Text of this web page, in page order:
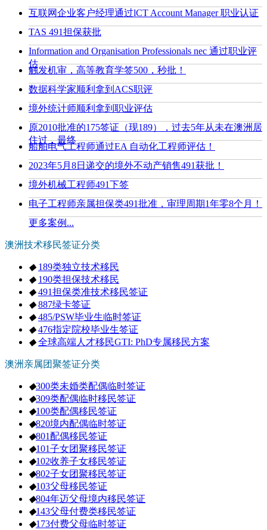
互联网企业客户经理通过lCT Account Manager 职业认证
TAS 491担保获批
Information and Organisation Professionals nec 通过职业评
估
触发机审，高等教育学签500，秒批！
数据科学家顺利拿到ACS职评
境外统计师顺利拿到职业评估
原2010批准的175签证（现189），过去5年从未在澳洲居
住过，最终
船舶电气工程师通过EA 自动化工程师评估！
2023年5月8日递交的境外不动产销售491获批！
境外机械工程师491下签
电子工程师亲属担保类491批准，审理周期1年零8个月！
更多案例...
澳洲技术移民签证分类
◆ 189类独立技术移民
◆ 190类担保技术移民
◆ 491担保类准技术移民签证
◆ 887绿卡签证
◆ 485/PSW毕业生临时签证
◆ 476指定院校毕业生签证
◆ 全球高端人才移民GTI: PhD专属移民方案
澳洲亲属团聚签证分类
◆300类未婚类配偶临时签证
◆309类配偶临时移民签证
◆100类配偶移民签证
◆820境内配偶临时签证
◆801配偶移民签证
◆101子女团聚移民签证
◆102收养子女移民签证
◆802子女团聚移民签证
◆103父母移民签证
◆804年迈父母境内移民签证
◆143父母付费类移民签证
◆173付费父母临时签证